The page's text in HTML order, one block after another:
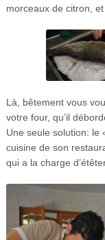
morceaux de citron,
Là, bêtement vous
votre four, qu’il
Une seule solution: le
cuisine de son
qui a la charge